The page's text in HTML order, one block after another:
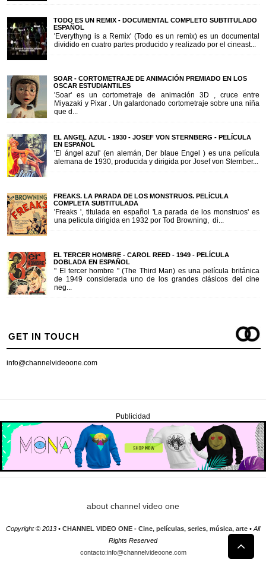
TODO ES UN REMIX - DOCUMENTAL COMPLETO SUBTITULADO
ESPAÑOL
'Everythyng is a Remix' (Todo es un remix) es un documental
dividido en cuatro partes producido y realizado por el cineast...
SOAR - CORTOMETRAJE DE ANIMACIÓN PREMIADO EN LOS
OSCAR ESTUDIANTILES
'Soar' es un cortometraje de animación 3D , cruce entre
Miyazaki y Pixar . Un galardonado cortometraje sobre una niña
que d...
EL ANGEL AZUL - 1930 - JOSEF VON STERNBERG - PELÍCULA
EN ESPAÑOL
'El ángel azul' (en alemán, Der blaue Engel ) es una película
alemana de 1930, producida y dirigida por Josef von Sternber...
FREAKS. LA PARADA DE LOS MONSTRUOS. PELÍCULA
COMPLETA SUBTITULADA
'Freaks ', titulada en español 'La parada de los monstruos' es
una pelicula dirigida en 1932 por Tod Browning, di...
EL TERCER HOMBRE - CAROL REED - 1949 - PELÍCULA
DOBLADA EN ESPAÑOL
" El tercer hombre " (The Third Man) es una película británica
de 1949 considerada uno de los grandes clásicos del cine
neg...
GET IN TOUCH
info@channelvideoone.com
Publicidad
about channel video one
Copyright © 2013 • CHANNEL VIDEO ONE - Cine, películas, series, música, arte • All
Rights Reserved
contacto:info@channelvideoone.com